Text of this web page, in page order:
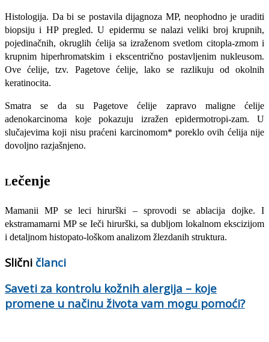
Histologija. Da bi se postavila dijag­noza MP, neophodno je uraditi
biopsiju i HP pregled. U epidermu se nalazi ve­liki broj krupnih,
pojedinačnih, okruglih ćelija sa izraženom svetlom citopla-zmom i
krupnim hiperhromatskim i ek­scentrično postavljenim nukleusom.
Ove ćelije, tzv. Pagetove ćelije, lako se razlikuju od okolnih
keratinocita.
Smatra se da su Pagetove ćelije za­pravo maligne ćelije
adenokarcinoma koje pokazuju izražen epidermotropi-zam. U
slučajevima koji nisu praćeni karcinomom* poreklo ovih ćelija nije
dovoljno razjašnjeno.
Lečenje
Mamanii MP se leci hirurški – sprovodi se ablacija dojke. I
ekstrama­marni MP se Ieči hirurški, sa dubljom lo­kalnom ekscizijom
i detaljnom histopato-loškom analizom žlezdanih struktura.
Slični članci
Saveti za kontrolu kožnih alergija – koje
promene u načinu života vam mogu pomoći?